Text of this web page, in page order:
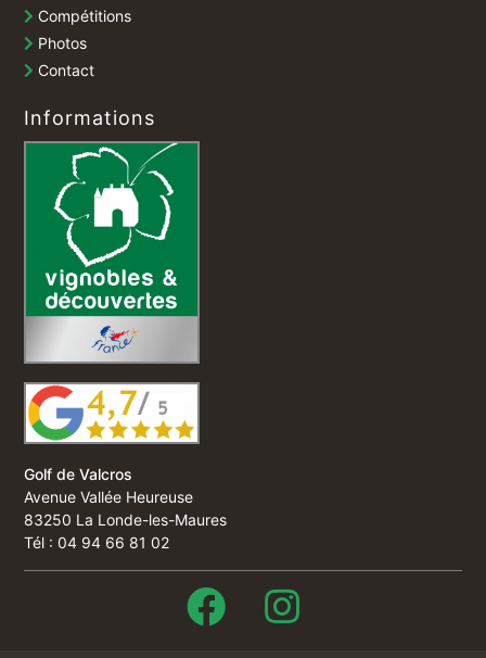
Compétitions
Photos
Contact
Informations
Golf de Valcros
Avenue Vallée Heureuse
83250 La Londe-les-Maures
Tél : 04 94 66 81 02